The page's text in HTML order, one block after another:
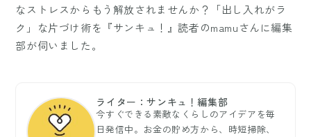
なストレスからもう解放されませんか？「出し入れがラ
ク」な片づけ術を『サンキュ！』読者のmamuさんに編集
部が伺いました。
ライター：サンキュ！編集部
今すぐできる素敵なくらしのアイデアを毎
日発信中。お金の貯め方から、時短掃除、